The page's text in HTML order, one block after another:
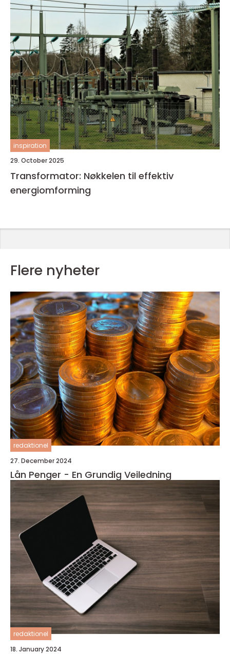
inspiration
29. October 2025
Transformator: Nøkkelen til effektiv
energiomforming
Flere nyheter
redaktionel
27. December 2024
Lån Penger - En Grundig Veiledning
redaktionel
18. January 2024